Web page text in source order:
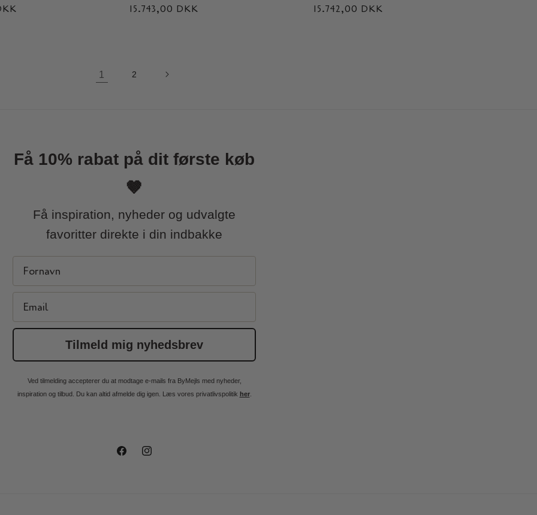
Normaler
15.743,00 DKK
Normaler
15.742,00 DKK
1 2
Få 10% rabat på dit første køb
🤎
Få inspiration, nyheder og udvalgte
favoritter direkte i din indbakke
Tilmeld mig nyhedsbrev
Ved tilmelding accepterer du at modtage e-mails fra ByMejls med nyheder,
inspiration og tilbud. Du kan altid afmelde dig igen. Læs vores privatlivspolitik her.
FacebookInstagram